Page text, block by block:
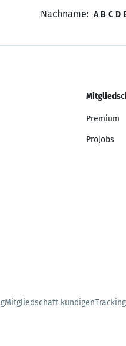
Nachname: A B C D
Premium
ProJobs
Mitgliedschaft kündigenTracking